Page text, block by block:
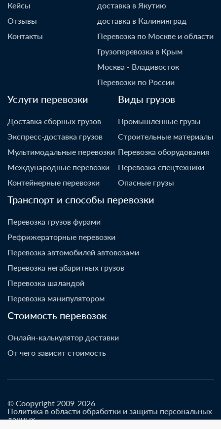
Кейсы
Отзывы
Контакты
доставка в Якутию
доставка в Калининград
Перевозка по Москве и области
Грузоперевозка в Крым
Москва - Владивосток
Перевозки по России
Услуги перевозки
Доставка сборных грузов
Экспресс-доставка грузов
Мультимодальные перевозки
Международные перевозки
Контейнерные перевозки
Виды грузов
Промышленные грузы
Строительные материалы
Перевозка оборудования
Перевозка спецтехники
Опасные грузы
Транспорт и способы перевозки
Перевозка грузов фурами
Рефрижераторные перевозки
Перевозка автомобилей автовозами
Перевозка негабаритных грузов
Перевозка шаландой
Перевозка манипулятором
Стоимость перевозок
Онлайн-калькулятор доставки
От чего зависит стоимость
© Coopyright 2009-2026
Политика в области обработки и защиты персональных
данных